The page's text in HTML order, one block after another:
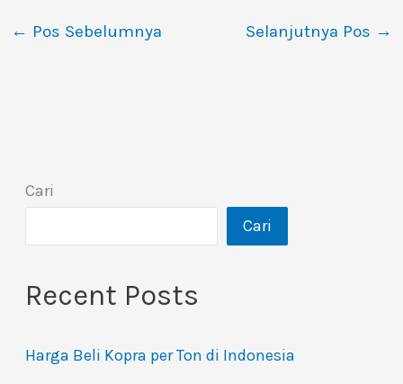
← Pos Sebelumnya Selanjutnya Pos →
Cari
Cari
Recent Posts
Harga Beli Kopra per Ton di Indonesia